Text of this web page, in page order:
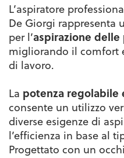
L’aspiratore
De Giorgi rappresenta
per l’aspirazione
migliorando il comfort
di lavoro.
La potenza regolabile
consente un utilizzo
diverse esigenze di
l’efficienza in base al
Progettato con un